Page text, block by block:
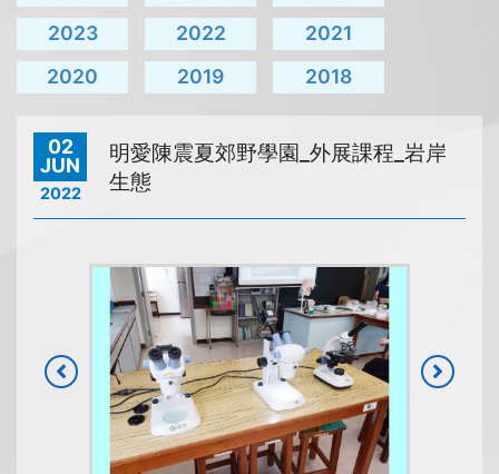
2023
2022
2021
2020
2019 2018
02
JUN
2022
明愛陳震夏郊野學園_外展課程_岩岸
生態